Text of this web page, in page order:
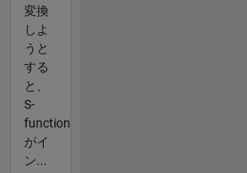
変換
しよ
うと
する
と、
S-
function
がイ
ン...